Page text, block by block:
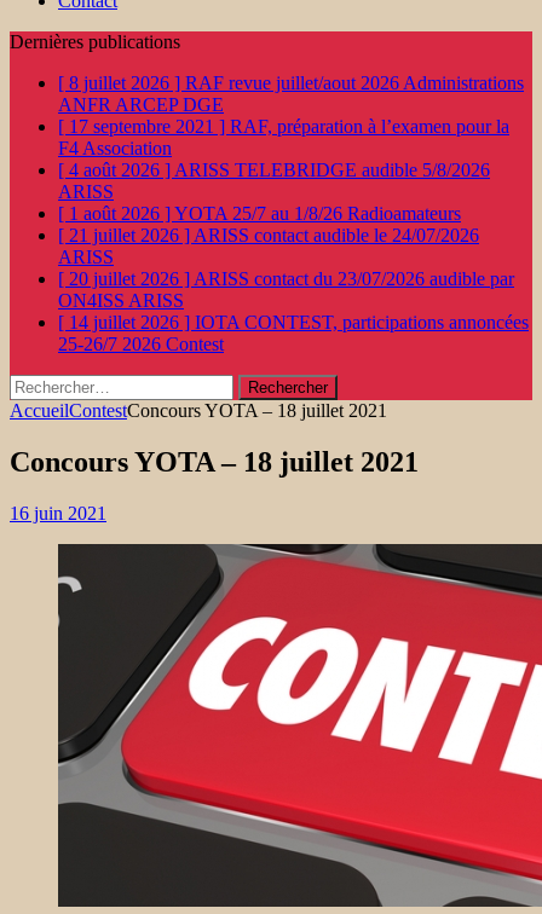
Dernières publications
[ 8 juillet 2026 ] RAF revue juillet/aout 2026 Administrations
ANFR ARCEP DGE
[ 17 septembre 2021 ] RAF, préparation à l’examen pour la
F4 Association
[ 4 août 2026 ] ARISS TELEBRIDGE audible 5/8/2026
ARISS
[ 1 août 2026 ]YOTA 25/7 au 1/8/26 Radioamateurs
[ 21 juillet 2026 ] ARISS contact audible le 24/07/2026
ARISS
[ 20 juillet 2026 ] ARISS contact du 23/07/2026 audible par
ON4ISS ARISS
[ 14 juillet 2026 ] IOTA CONTEST, participations annoncées
25-26/7 2026 Contest
Rechercher :
AccueilContestConcours YOTA – 18 juillet 2021
Concours YOTA – 18 juillet 2021
16 juin 2021